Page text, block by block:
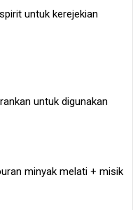
untuk kerejekian
untuk digunakan
minyak melati + misik